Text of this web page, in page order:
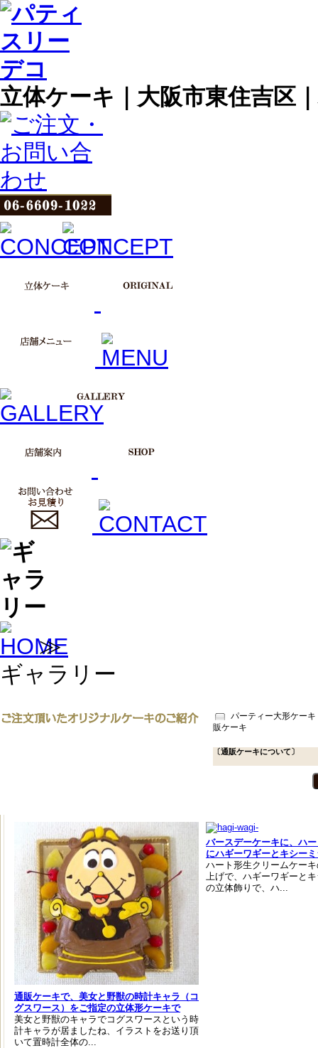
立体ケーキ｜大阪市東住吉区
≫
ギャラリー
パーティー大形ケーキ
販ケーキ
〔通販ケーキについて〕
通販ケーキで、美女と野獣の時計キャラ（コ
グスワース）をご指定の立体形ケーキで
美女と野獣のキャラでコグスワースという時
計キャラが居ましたね、イラストをお送り頂
いて置時計全体の...
バースデーケーキに、ハ
にハギーワギーとキシー
ハート形生クリームケー
上げで、ハギーワギーと
の立体飾りで、ハ...